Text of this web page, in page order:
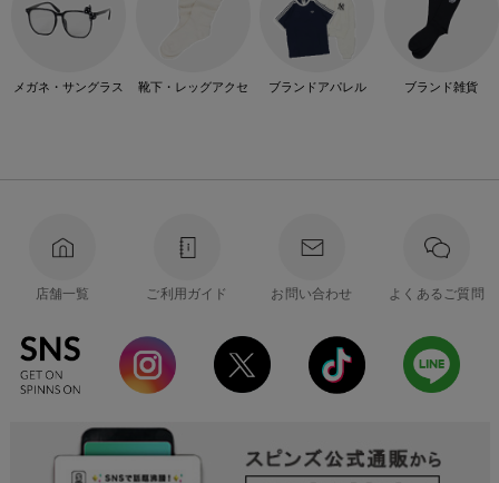
メガネ・サングラス 靴下・レッグアクセ ブランドアパレル ブランド雑貨
店舗一覧 ご利用ガイド お問い合わせ よくあるご質問